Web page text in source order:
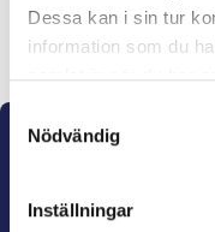
Dessa kan i sin tur
information som du
Nödvändig
Inställningar
Lahjoita ja